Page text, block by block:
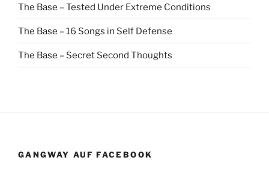
The Base – Tested Under Extreme Conditions
The Base – 16 Songs in Self Defense
The Base – Secret Second Thoughts
GANGWAY AUF FACEBOOK